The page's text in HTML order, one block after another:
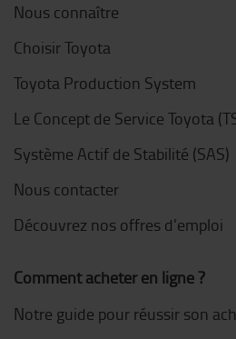
Nous connaître
Choisir Toyota
Toyota Production System
Le Concept de Service Toyota
Système Actif de Stabilité (SAS)
Nous contacter
Découvrez nos offres d'emploi
Comment acheter en ligne ?
Notre guide pour réussir son